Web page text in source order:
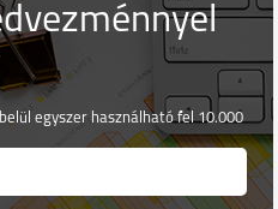
egyszer használható fel 10.000